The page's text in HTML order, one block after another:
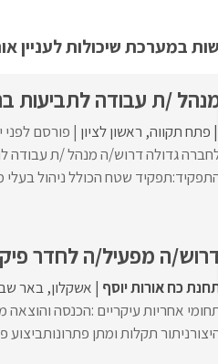
במערכת שיכולות לעניין
/ת עבודה לתביעות
פתח תקווה ראשון לציון פורסם לפני
גדולה דרוש/ה מנהל /ת עבודה
שטח הכולל ניהול בעלי
ה מפעיל/ה לחדר
כח אורות יוסף אשקלון באר
אחריות עיקריים :הכנסה
תקלות ומתן